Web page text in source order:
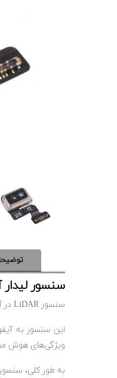
سنسور لیدار
سنسور LiDAR در آیفون ۱۴ پرو یک تکنولوژی مبتنی بر لیزر است که برای اندازه‌گیری فواصل و ساخت نقشه‌های عمق استفاده می‌شود.
این سنسور به
ویژگی‌های هوش
به طور کلی، سنسور LiDAR در آیفون ۱۴ پرو بهبود قابل توجهی در تجربه کاربری و عملکرد دستگاه ارائه می‌دهد.